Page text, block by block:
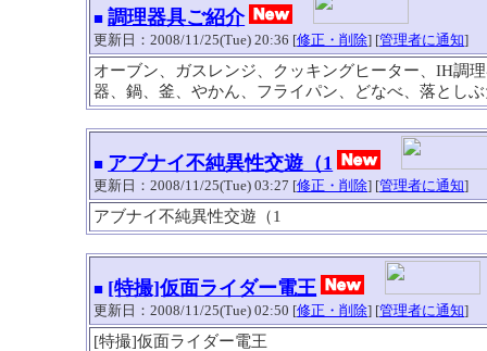
■ 調理器具ご紹介
更新日：2008/11/25(Tue) 20:36 [修正・削除] [管理者に通知]
オーブン、ガスレンジ、クッキングヒーター、IH調
器、鍋、釜、やかん、フライパン、どなべ、落とし
■ アブナイ不純異性交遊（1
更新日：2008/11/25(Tue) 03:27 [修正・削除] [管理者に通知]
アブナイ不純異性交遊（1
■ [特撮]仮面ライダー電王
更新日：2008/11/25(Tue) 02:50 [修正・削除] [管理者に通知]
[特撮]仮面ライダー電王